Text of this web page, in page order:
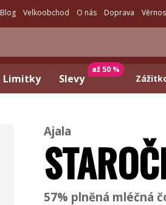
Blog Velkoobchod O nás Doprava
Limitky Slevy
až 50 %
Ajala
57% plněná mléčná